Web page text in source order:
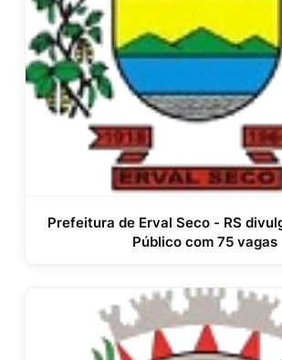
Prefeitura de Erval Seco - RS
Público com 75 vagas